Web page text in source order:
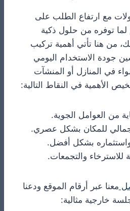
مع ارتفاع الطلب على
توفره من حلول ذكية
من هنا تأتي أهمية تركيب
جودة الاستخدام اليومي
في المنازل أو المنشآت
الأهمية في النقاط التالية:
من العوامل الجوية.
للمكان بشكل عصري.
واستثماره بشكل أفضل.
والتجمعات.
معنا عبر أرقام الموقع ودعنا
خارجية مثالية: